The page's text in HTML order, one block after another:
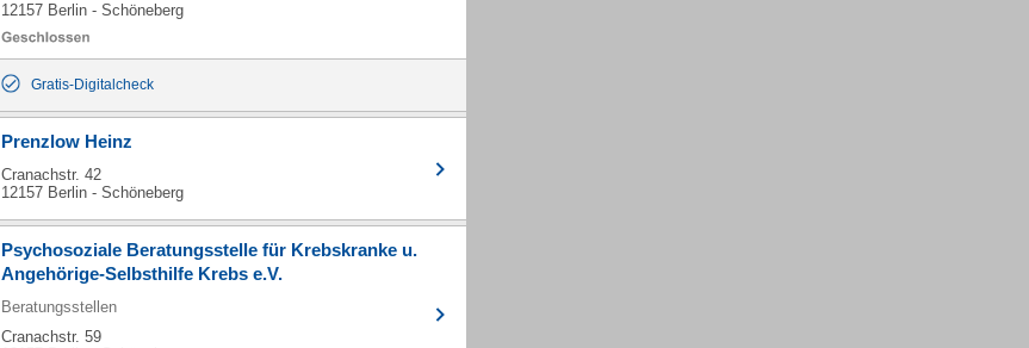
12157 Berlin - Schöneberg
Gratis-Digitalcheck
Prenzlow Heinz
Cranachstr. 42
12157 Berlin - Schöneberg
Psychosoziale Beratungsstelle für Krebskranke u.
Angehörige-Selbsthilfe Krebs e.V.
Beratungsstellen
Cranachstr. 59